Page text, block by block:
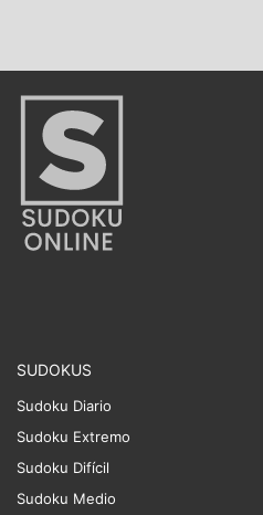
SUDOKUS
Sudoku Diario
Sudoku Extremo
Sudoku Difícil
Sudoku Medio